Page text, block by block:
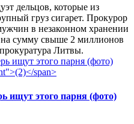
дельцов, которые из
груз сигарет. Прокурор
в незаконном хранении
на сумму свыше 2 миллионов
Литвы.
ищут этого парня (фото)